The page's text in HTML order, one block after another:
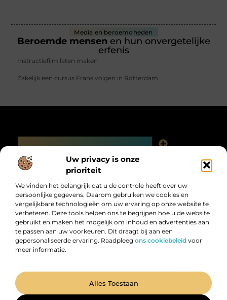
Uw privacy is onze
prioriteit
We vinden het belangrijk dat u de controle heeft over uw
persoonlijke gegevens. Daarom gebruiken we cookies en
vergelijkbare technologieën om uw ervaring op onze website te
verbeteren. Deze tools helpen ons te begrijpen hoe u de website
gebruikt en maken het mogelijk om inhoud en advertenties aan
te passen aan uw voorkeuren. Dit draagt bij aan een
gepersonaliseerde ervaring. Raadpleeg ons cookiebeleid voor
meer informatie.
Alles Toestaan
Media en beroemdheden
Beroemde mensen en hun onvergetelijke
erfenis
Instructiefilm laten maken
Zakelijk een cursus Frans volgen in Rotterdam
Bericht categorie
Digitalk.nl – Ontdek, leer en praat mee!
@2025 All Right Reserved. Design by